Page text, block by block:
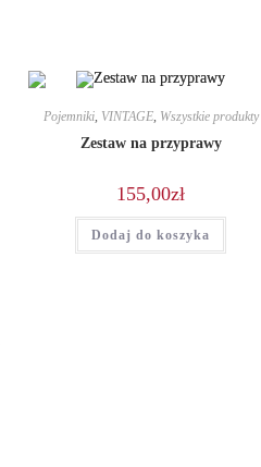
Pojemniki, VINTAGE, Wszystkie produkty
Zestaw na przyprawy
155,00zł
Dodaj do koszyka